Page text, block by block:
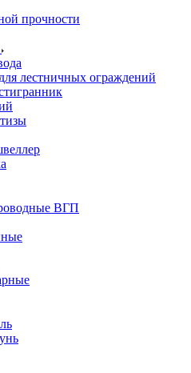
прочности
лестничных ограждений
ВГП